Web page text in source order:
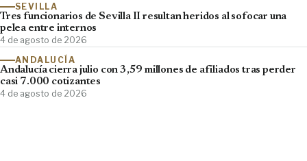
SEVILLA
Tres funcionarios de Sevilla II resultan heridos al sofocar una
pelea entre internos
4 de agosto de 2026
ANDALUCÍA
Andalucía cierra julio con 3,59 millones de afiliados tras perder
casi 7.000 cotizantes
4 de agosto de 2026